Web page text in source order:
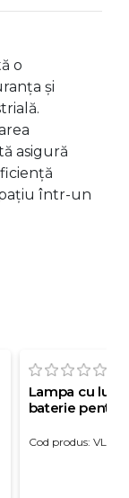
o
și
asigură
într-un
Lampa cu
baterie pentru
Cod produs: VLSL